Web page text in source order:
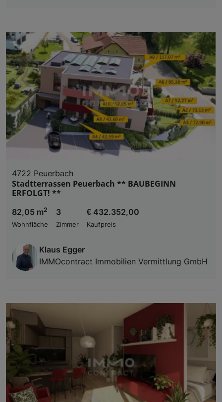
4722 Peuerbach
Stadtterrassen Peuerbach ** BAUBEGINN
ERFOLGT! **
82,05 m2
Wohnfläche
3
Zimmer
€ 432.352,00
Kaufpreis
Klaus Egger
IMMOcontract Immobilien Vermittlung GmbH